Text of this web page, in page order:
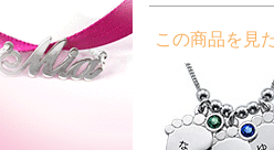
この商品を見